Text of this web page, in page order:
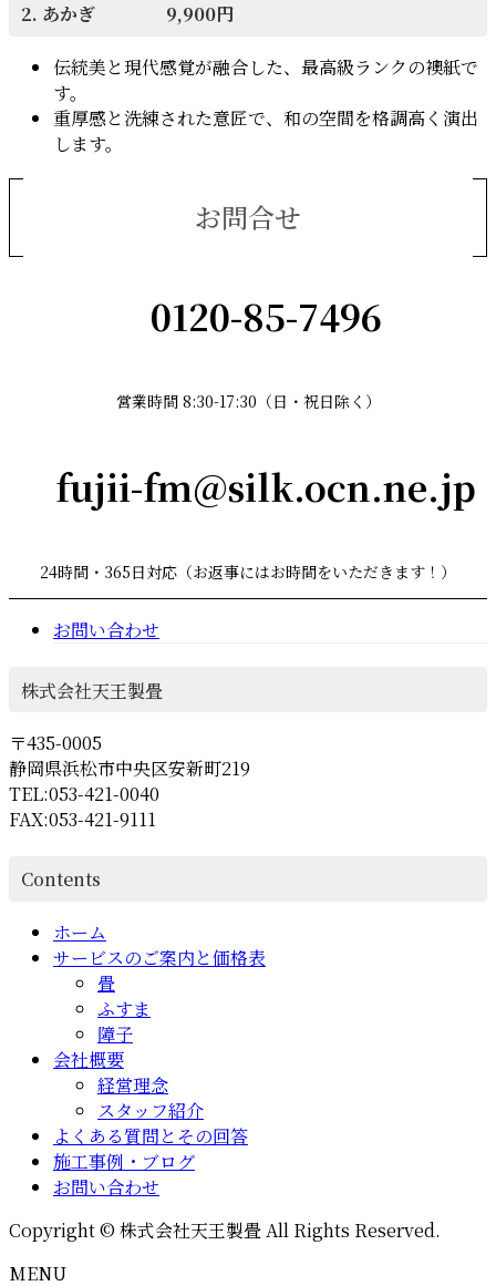
2. あかぎ 9,900円
伝統美と現代感覚が融合した、最高級ランクの襖紙で
す。
重厚感と洗練された意匠で、和の空間を格調高く演出
します。
お問合せ
0120-85-7496
営業時間 8:30-17:30（日・祝日除く）
fujii-fm@silk.ocn.ne.jp
24時間・365日対応（お返事にはお時間をいただきます！）
お問い合わせ
株式会社天王製畳
〒435-0005
静岡県浜松市中央区安新町219
TEL:053-421-0040
FAX:053-421-9111
Contents
ホーム
サービスのご案内と価格表
畳
ふすま
障子
会社概要
経営理念
スタッフ紹介
よくある質問とその回答
施工事例・ブログ
お問い合わせ
Copyright © 株式会社天王製畳 All Rights Reserved.
MENU